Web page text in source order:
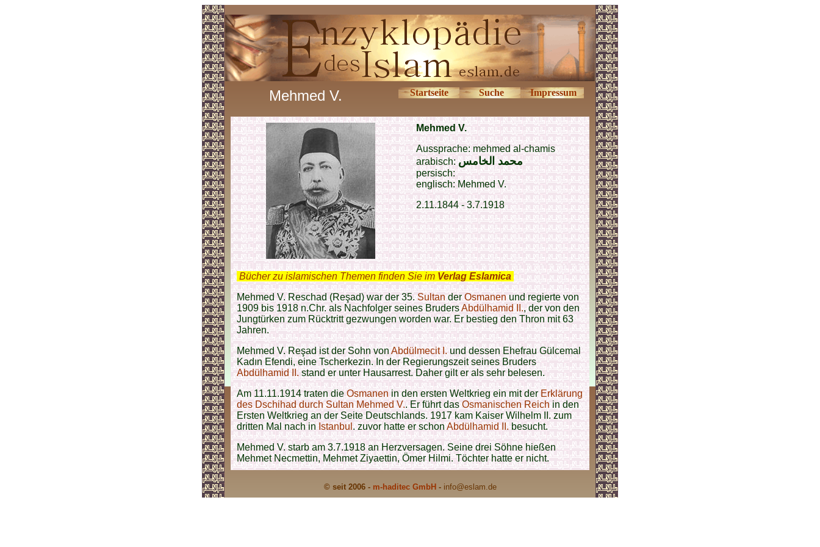
Mehmed V. Startseite Suche Impressum
Mehmed V.
Aussprache: mehmed al-chamis
arabisch:محمد الخامس
persisch:
englisch: Mehmed V.
2.11.1844 - 3.7.1918
Bücher zu islamischen Themen finden Sie im Verlag Eslamica
Mehmed V. Reschad (Reşad) war der 35.SultanderOsmanenund regierte von
1909 bis 1918 n.Chr. als Nachfolger seines BrudersAbdülhamid II., der von den
Jungtürken zum Rücktritt gezwungen worden war. Er bestieg den Thron mit 63
Jahren.
Mehmed V. Reşad ist der Sohn vonAbdülmecit I.und dessen Ehefrau Gülcemal
Kadın Efendi, eine Tscherkezin. In der Regierungszeit seines Bruders
Abdülhamid II.stand er unter Hausarrest. Daher gilt er als sehr belesen.
Am 11.11.1914 traten dieOsmanenin den ersten Weltkrieg ein mit derErklärung
des Dschihad durch Sultan Mehmed V.. Er führt dasOsmanischen Reichin den
Ersten Weltkrieg an der Seite Deutschlands. 1917 kam Kaiser Wilhelm II. zum
dritten Mal nach inIstanbul. zuvor hatte er schonAbdülhamid II.besucht.
Mehmed V.starb am 3.7.1918 an Herzversagen. Seine drei Söhne hießen
Mehmet Necmettin, Mehmet Ziyaettin, Ömer Hilmi. Töchter hatte er nicht.
© seit 2006 - m-haditec GmbH - info@eslam.de